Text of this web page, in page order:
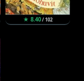
★ 8.40/ 102